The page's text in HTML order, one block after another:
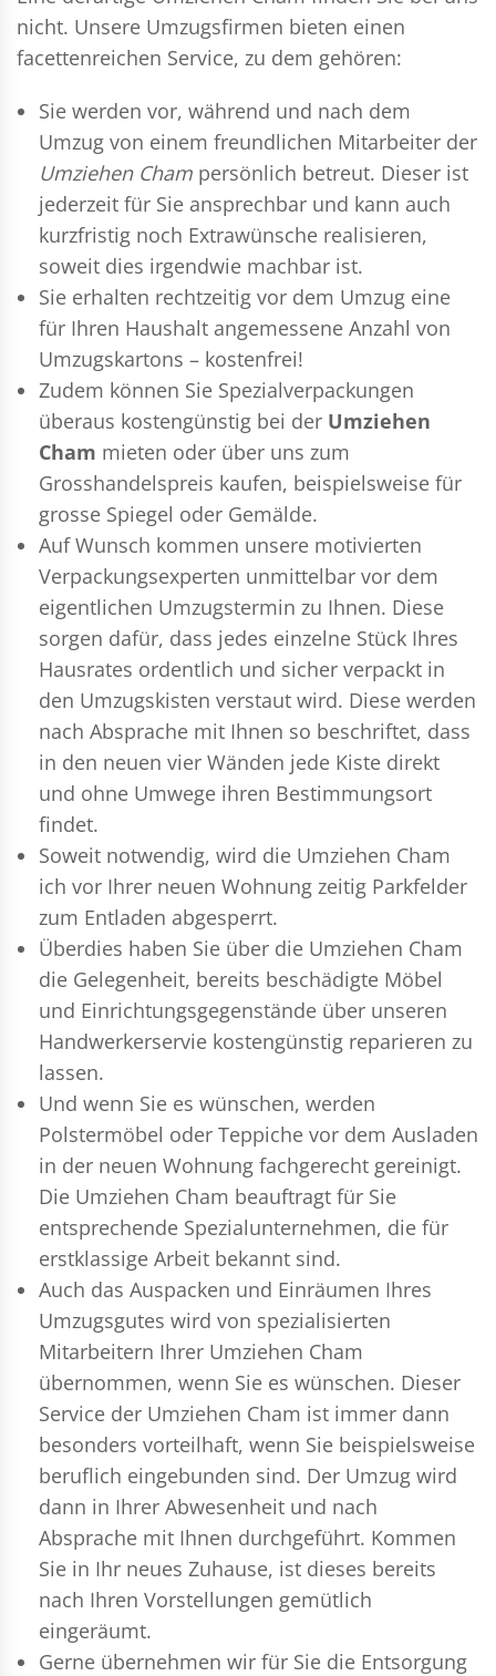
nicht. Unsere Umzugsfirmen bieten einen
facettenreichen Service, zu dem gehören:
Sie werden vor, während und nach dem
Umzug von einem freundlichen Mitarbeiter der
Umziehen Cham persönlich betreut. Dieser ist
jederzeit für Sie ansprechbar und kann auch
kurzfristig noch Extrawünsche realisieren,
soweit dies irgendwie machbar ist.
Sie erhalten rechtzeitig vor dem Umzug eine
für Ihren Haushalt angemessene Anzahl von
Umzugskartons – kostenfrei!
Zudem können Sie Spezialverpackungen
überaus kostengünstig bei der Umziehen
Cham mieten oder über uns zum
Grosshandelspreis kaufen, beispielsweise für
grosse Spiegel oder Gemälde.
Auf Wunsch kommen unsere motivierten
Verpackungsexperten unmittelbar vor dem
eigentlichen Umzugstermin zu Ihnen. Diese
sorgen dafür, dass jedes einzelne Stück Ihres
Hausrates ordentlich und sicher verpackt in
den Umzugskisten verstaut wird. Diese werden
nach Absprache mit Ihnen so beschriftet, dass
in den neuen vier Wänden jede Kiste direkt
und ohne Umwege ihren Bestimmungsort
findet.
Soweit notwendig, wird die Umziehen Cham
ich vor Ihrer neuen Wohnung zeitig Parkfelder
zum Entladen abgesperrt.
Überdies haben Sie über die Umziehen Cham
die Gelegenheit, bereits beschädigte Möbel
und Einrichtungsgegenstände über unseren
Handwerkerservie kostengünstig reparieren zu
lassen.
Und wenn Sie es wünschen, werden
Polstermöbel oder Teppiche vor dem Ausladen
in der neuen Wohnung fachgerecht gereinigt.
Die Umziehen Cham beauftragt für Sie
entsprechende Spezialunternehmen, die für
erstklassige Arbeit bekannt sind.
Auch das Auspacken und Einräumen Ihres
Umzugsgutes wird von spezialisierten
Mitarbeitern Ihrer Umziehen Cham
übernommen, wenn Sie es wünschen. Dieser
Service der Umziehen Cham ist immer dann
besonders vorteilhaft, wenn Sie beispielsweise
beruflich eingebunden sind. Der Umzug wird
dann in Ihrer Abwesenheit und nach
Absprache mit Ihnen durchgeführt. Kommen
Sie in Ihr neues Zuhause, ist dieses bereits
nach Ihren Vorstellungen gemütlich
eingeräumt.
Gerne übernehmen wir für Sie die Entsorgung